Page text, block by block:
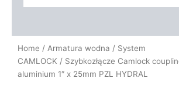
Home / Armatura wodna / System
CAMLOCK / Szybkozłącze Camlock
aluminium 1″ x 25mm PZL HYDRAL